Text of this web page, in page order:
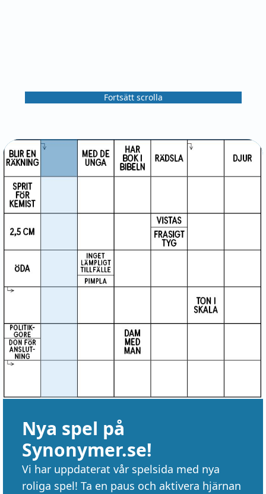
Fortsätt scrolla
Nya spel på
Synonymer.se!
Vi har uppdaterat vår spelsida med nya
roliga spel! Ta en paus och aktivera hjärnan